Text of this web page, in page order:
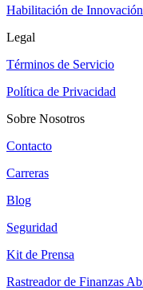
Habilitación de Innovación
Legal
Términos de Servicio
Política de Privacidad
Sobre Nosotros
Contacto
Carreras
Blog
Seguridad
Kit de Prensa
Rastreador de Finanzas